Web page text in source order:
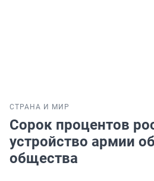
СТРАНА И МИР
Сорок процентов
устройство армии
общества